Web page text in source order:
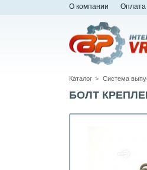
О компании Оплата
Каталог Система
БОЛТ